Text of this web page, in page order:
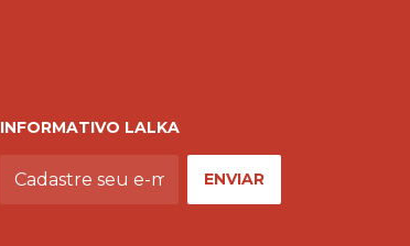
INFORMATIVO LALKA